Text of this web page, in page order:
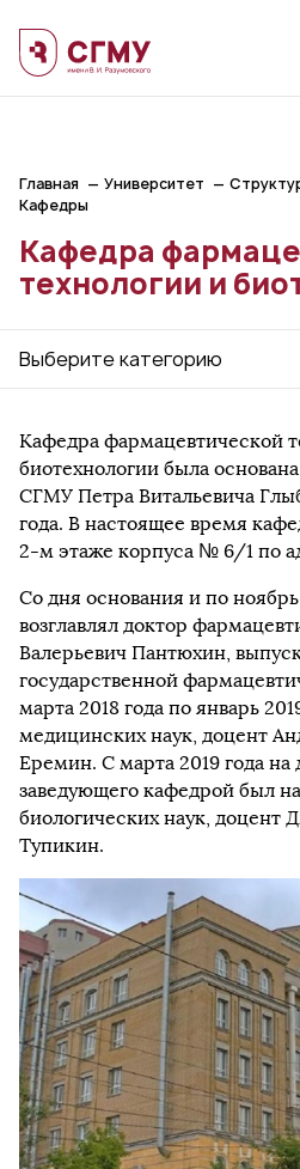
Главная Университет
Кафедры
Кафедра
технологии и
Выберите категорию
Кафедра фармацевтической
биотехнологии была
СГМУ Петра Витальевича
года. В настоящее время
2-м этаже корпуса № 6/1 по
Со дня основания и по ноябрь
возглавлял доктор
Валерьевич Пантюхин,
государственной
марта 2018 года по январь
медицинских наук, доцент
Еремин. С марта 2019 года на
заведующего кафедрой был
биологических наук, доцент
Тупикин.